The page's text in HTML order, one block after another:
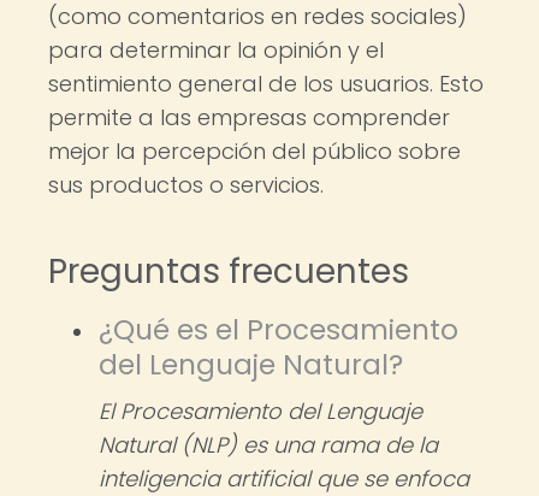
(como comentarios en redes sociales)
para determinar la opinión y el
sentimiento general de los usuarios. Esto
permite a las empresas comprender
mejor la percepción del público sobre
sus productos o servicios.
Preguntas frecuentes
¿Qué es el Procesamiento
del Lenguaje Natural?
El Procesamiento del Lenguaje
Natural (NLP) es una rama de la
inteligencia artificial que se enfoca